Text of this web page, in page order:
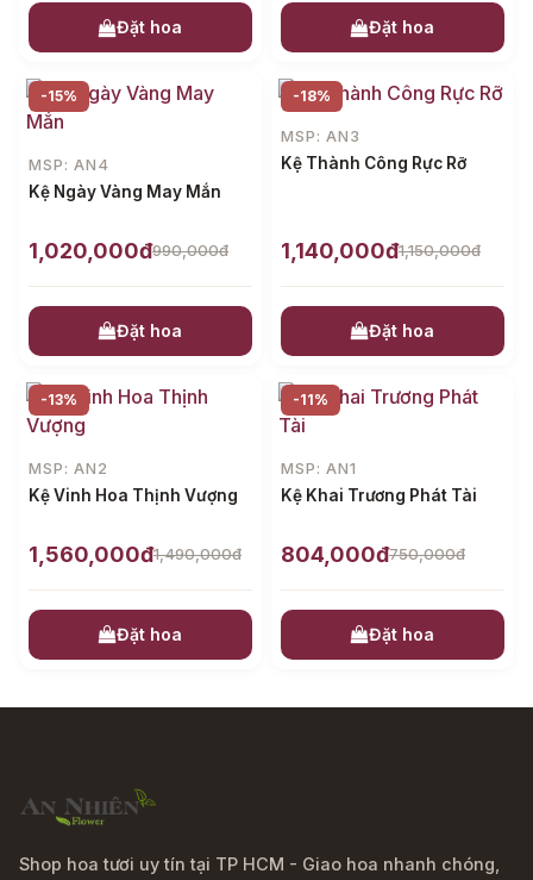
Đặt hoa Đặt hoa
-15%
MSP: AN4
Kệ Ngày Vàng May Mắn
1,020,000đ990,000đ
Đặt hoa
-18%
MSP: AN3
Kệ Thành Công Rực Rỡ
1,140,000đ1,150,000đ
Đặt hoa
-13%
MSP: AN2
Kệ Vinh Hoa Thịnh Vượng
1,560,000đ1,490,000đ
Đặt hoa
-11%
MSP: AN1
Kệ Khai Trương Phát Tài
804,000đ750,000đ
Đặt hoa
Shop hoa tươi uy tín tại TP HCM - Giao hoa nhanh chóng,